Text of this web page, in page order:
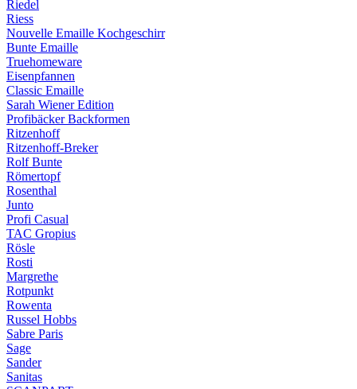
Riedel
Riess
Nouvelle Emaille Kochgeschirr
Bunte Emaille
Truehomeware
Eisenpfannen
Classic Emaille
Sarah Wiener Edition
Profibäcker Backformen
Ritzenhoff
Ritzenhoff-Breker
Rolf Bunte
Römertopf
Rosenthal
Junto
Profi Casual
TAC Gropius
Rösle
Rosti
Margrethe
Rotpunkt
Rowenta
Russel Hobbs
Sabre Paris
Sage
Sander
Sanitas